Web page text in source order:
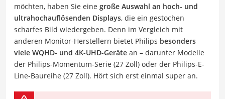
möchten, haben Sie eine große Auswahl an hoch- und
ultrahochauflösenden Displays, die ein gestochen
scharfes Bild wiedergeben. Denn im Vergleich mit
anderen Monitor-Herstellern bietet Philips besonders
viele WQHD- und 4K-UHD-Geräte an – darunter Modelle
der Philips-Momentum-Serie (27 Zoll) oder der Philips-E-
Line-Baureihe (27 Zoll). Hört sich erst einmal super an.